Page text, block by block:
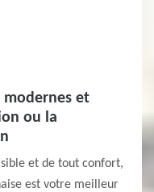
modernes et
ou la
et de tout confort,
est votre meilleur